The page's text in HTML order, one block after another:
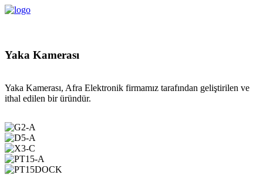
Yaka Kamerası
Yaka Kamerası, Afra Elektronik firmamız tarafından geliştirilen ve
ithal edilen bir üründür.